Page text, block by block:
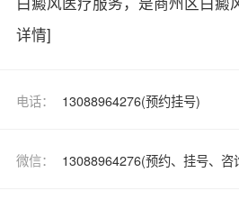
详情]
电话： 13088964276(预约挂号)
微信： 13088964276(预约、挂号、咨